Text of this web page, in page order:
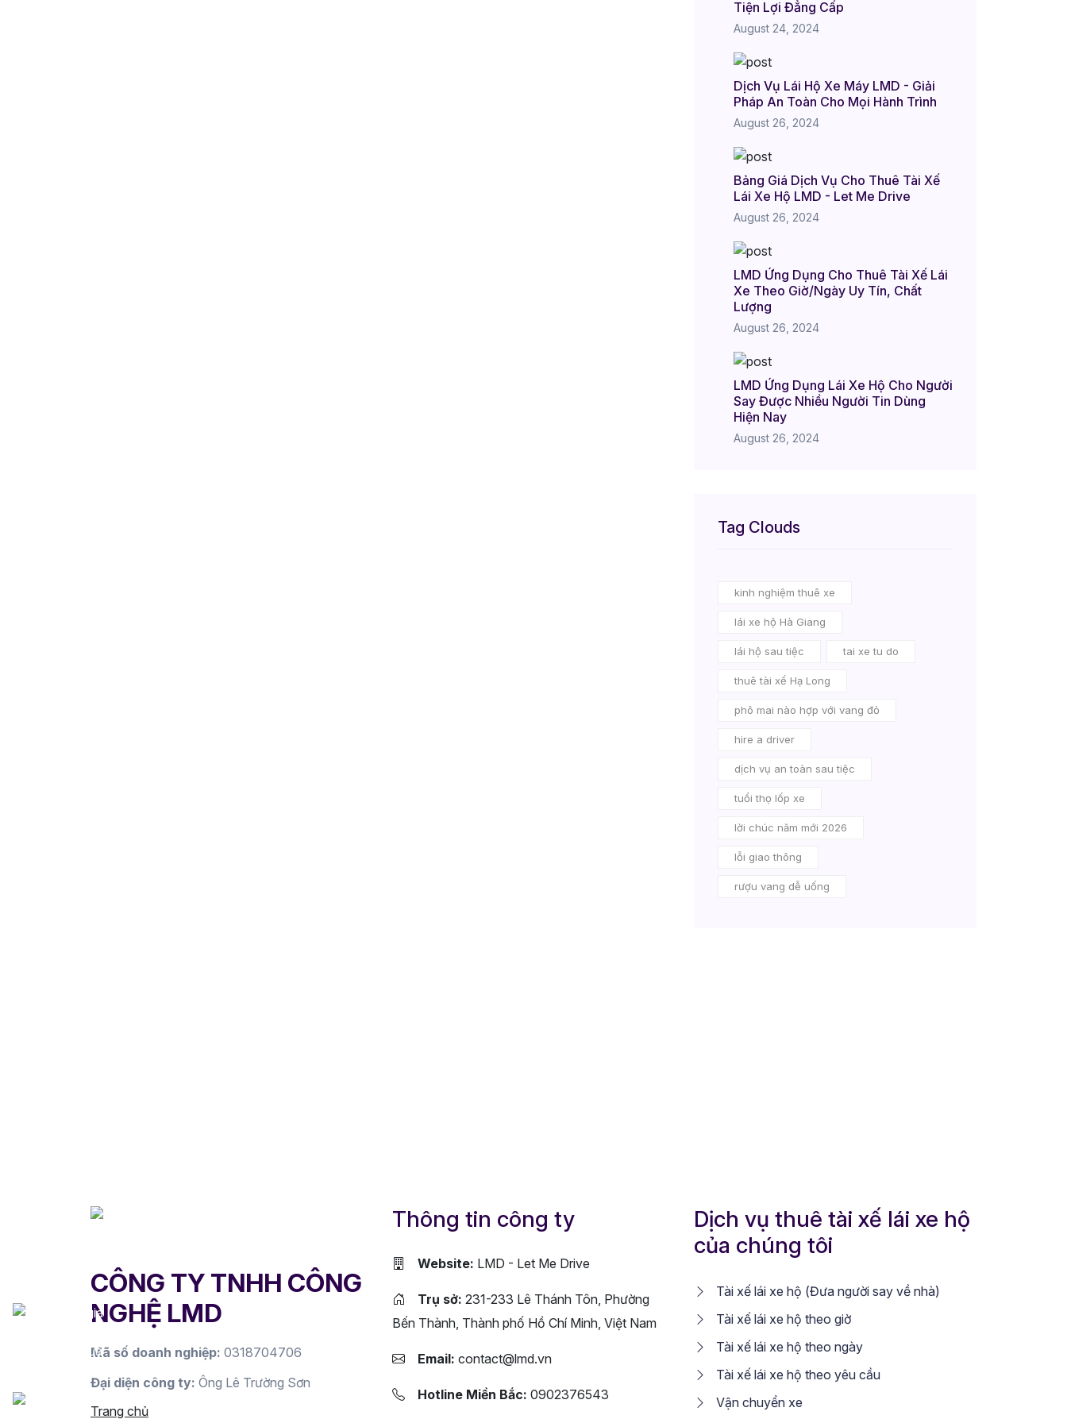
Tiện Lợi Đẳng Cấp
August 24, 2024
Dịch Vụ Lái Hộ Xe Máy LMD - Giải
Pháp An Toàn Cho Mọi Hành Trình
August 26, 2024
Bảng Giá Dịch Vụ Cho Thuê Tài Xế
Lái Xe Hộ LMD - Let Me Drive
August 26, 2024
LMD Ứng Dụng Cho Thuê Tài Xế Lái
Xe Theo Giờ/Ngày Uy Tín, Chất
Lượng
August 26, 2024
LMD Ứng Dụng Lái Xe Hộ Cho Người
Say Được Nhiều Người Tin Dùng
Hiện Nay
August 26, 2024
Tag Clouds
kinh nghiệm thuê xe
lái xe hộ Hà Giang
lái hộ sau tiệc tai xe tu do
thuê tài xế Hạ Long
phô mai nào hợp với vang đỏ
hire a driver
dịch vụ an toàn sau tiệc
tuổi thọ lốp xe
lời chúc năm mới 2026
lỗi giao thông
rượu vang dễ uống
CÔNG TY TNHH CÔNG
NGHỆ LMD
Mã số doanh nghiệp: 0318704706
Đại diện công ty: Ông Lê Trường Sơn
Trang chủ
Thông tin công ty
Website: LMD - Let Me Drive
Trụ sở: 231-233 Lê Thánh Tôn, Phường
Bến Thành, Thành phố Hồ Chí Minh, Việt Nam
Email: contact@lmd.vn
Hotline Miền Bắc: 0902376543
Dịch vụ thuê tài xế lái xe hộ
của chúng tôi
Tài xế lái xe hộ (Đưa người say về nhà)
Tài xế lái xe hộ theo giờ
Tài xế lái xe hộ theo ngày
Tài xế lái xe hộ theo yêu cầu
Vận chuyển xe